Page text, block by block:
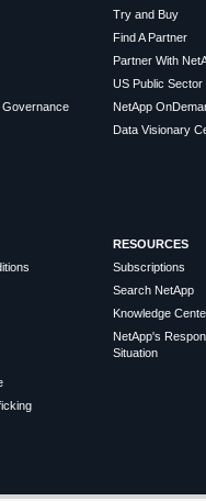
Governance
Try and Buy
Find A Partner
Partner With
US Public Sector
NetApp
Data Visionary
RESOURCES
Subscriptions
Search NetApp
Knowledge
NetApp's
Situation